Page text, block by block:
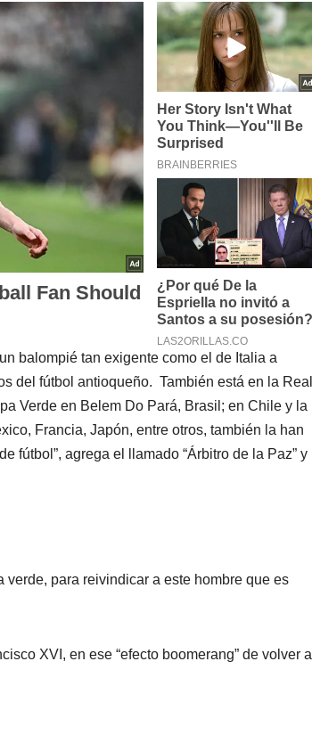
balompié tan exigente como el de Italia a
del fútbol antioqueño. También está en la Real
Verde en Belem Do Pará, Brasil; en Chile y la
Francia, Japón, entre otros, también la han
fútbol”, agrega el llamado “Árbitro de la Paz” y
para reivindicar a este hombre que es
XVI, en ese “efecto boomerang” de volver a